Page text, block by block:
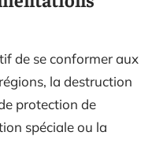
de se conformer aux
la destruction
protection de
spéciale ou la